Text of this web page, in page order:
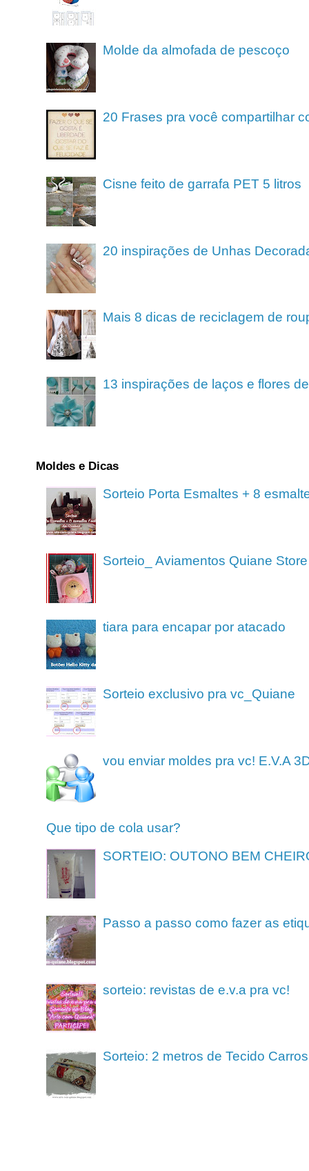
Molde da almofada de pescoço
20 Frases pra você compartilhar
Cisne feito de garrafa PET 5 litros
20 inspirações de Unhas
Mais 8 dicas de reciclagem de
13 inspirações de laços e flores
Moldes e Dicas
Sorteio Porta Esmaltes + 8
Sorteio_ Aviamentos Quiane Store
tiara para encapar por atacado
Sorteio exclusivo pra vc_Quiane
vou enviar moldes pra vc! E.V.A
Que tipo de cola usar?
SORTEIO: OUTONO BEM
Passo a passo como fazer as
sorteio: revistas de e.v.a pra vc!
Sorteio: 2 metros de Tecido Carros